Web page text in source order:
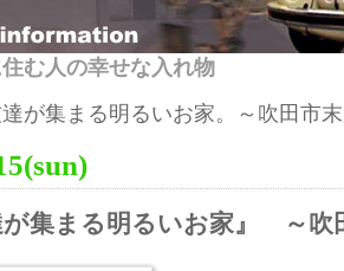
む人の幸せな入れ物
が集まる明るいお家。～吹田市
が集まる明るいお家』 ～吹